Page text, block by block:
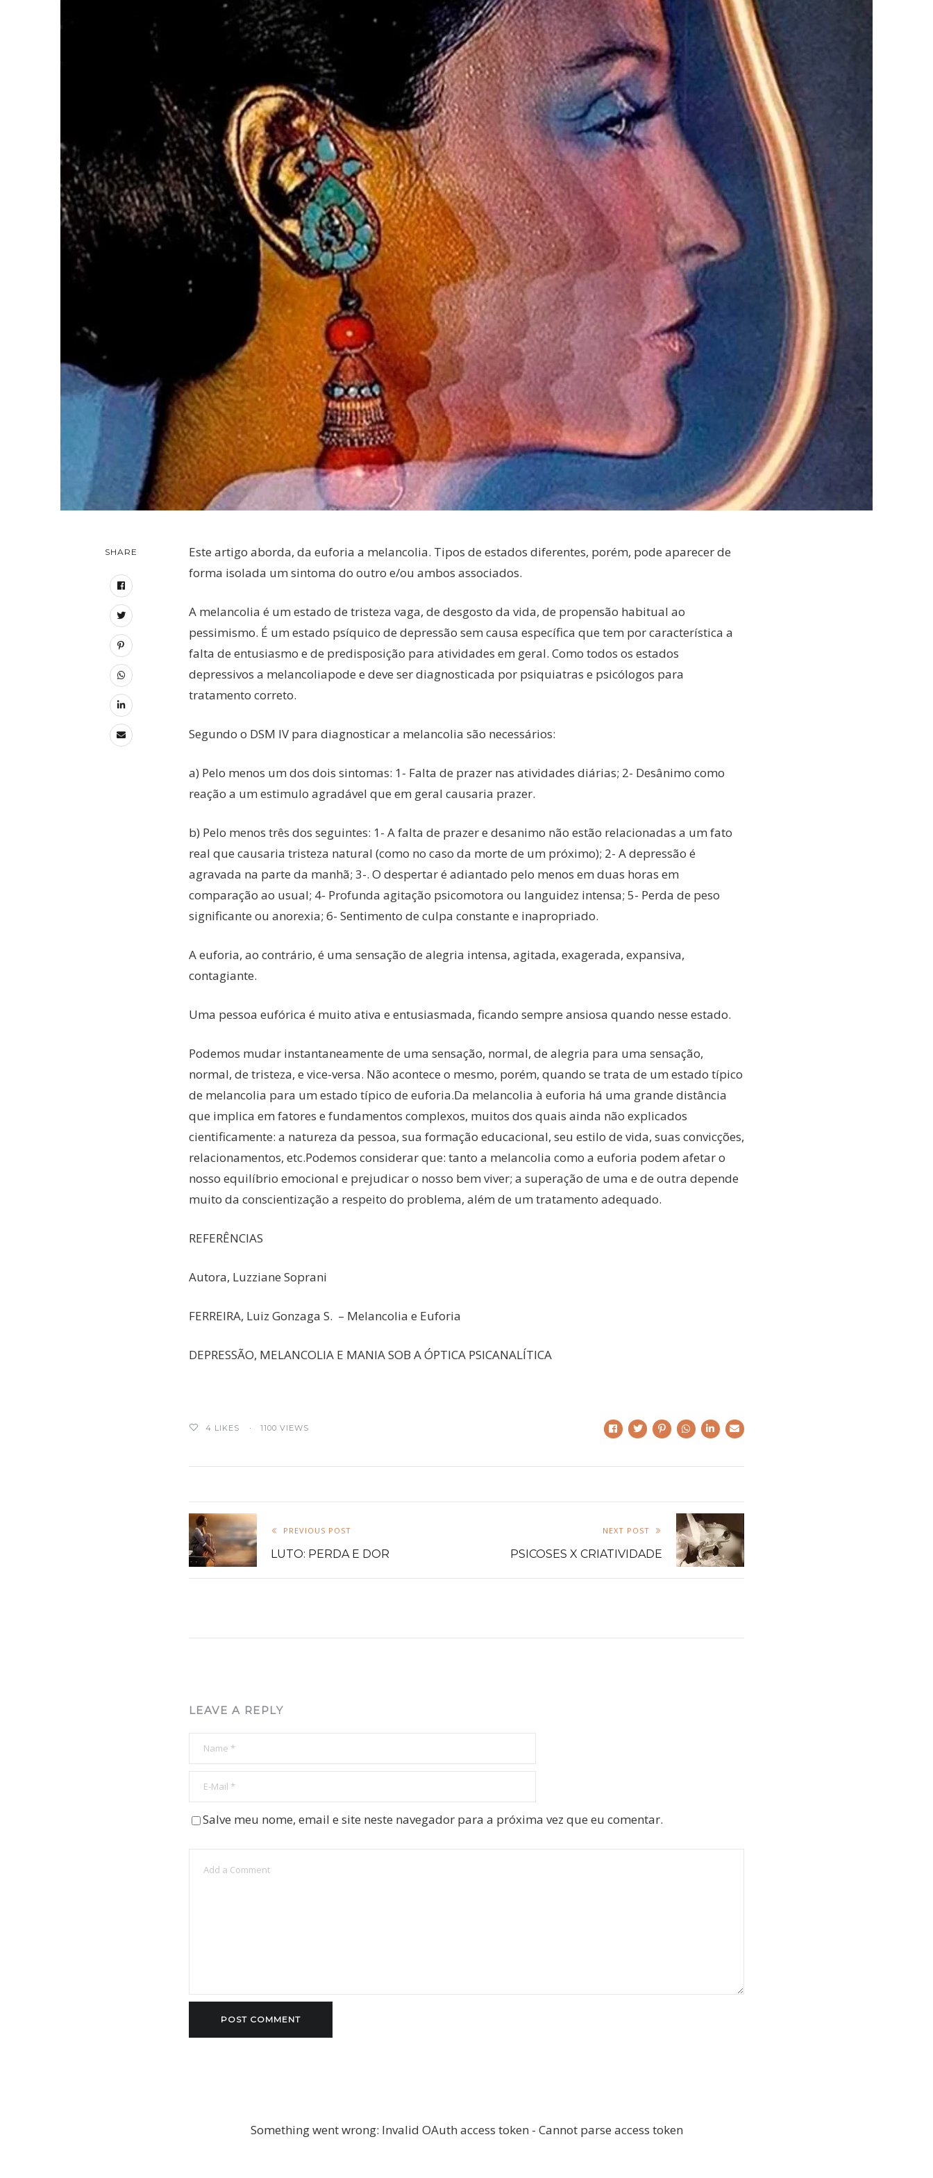
Este artigo aborda, da euforia a melancolia. Tipos de estados diferentes, porém, pode aparecer de
forma isolada um sintoma do outro e/ou ambos associados.
A melancolia é um estado de tristeza vaga, de desgosto da vida, de propensão habitual ao
pessimismo. É um estado psíquico de depressão sem causa específica que tem por característica a
falta de entusiasmo e de predisposição para atividades em geral. Como todos os estados
depressivos a melancoliapode e deve ser diagnosticada por psiquiatras e psicólogos para
tratamento correto.
Segundo o DSM IV para diagnosticar a melancolia são necessários:
a) Pelo menos um dos dois sintomas: 1- Falta de prazer nas atividades diárias; 2- Desânimo como
reação a um estimulo agradável que em geral causaria prazer.
b) Pelo menos três dos seguintes: 1- A falta de prazer e desanimo não estão relacionadas a um fato
real que causaria tristeza natural (como no caso da morte de um próximo); 2- A depressão é
agravada na parte da manhã; 3-. O despertar é adiantado pelo menos em duas horas em
comparação ao usual; 4- Profunda agitação psicomotora ou languidez intensa; 5- Perda de peso
significante ou anorexia; 6- Sentimento de culpa constante e inapropriado.
A euforia, ao contrário, é uma sensação de alegria intensa, agitada, exagerada, expansiva,
contagiante.
Uma pessoa eufórica é muito ativa e entusiasmada, ficando sempre ansiosa quando nesse estado.
Podemos mudar instantaneamente de uma sensação, normal, de alegria para uma sensação,
normal, de tristeza, e vice-versa. Não acontece o mesmo, porém, quando se trata de um estado típico
de melancolia para um estado típico de euforia.Da melancolia à euforia há uma grande distância
que implica em fatores e fundamentos complexos, muitos dos quais ainda não explicados
cientificamente: a natureza da pessoa, sua formação educacional, seu estilo de vida, suas convicções,
relacionamentos, etc.Podemos considerar que: tanto a melancolia como a euforia podem afetar o
nosso equilíbrio emocional e prejudicar o nosso bem viver; a superação de uma e de outra depende
muito da conscientização a respeito do problema, além de um tratamento adequado.
REFERÊNCIAS
Autora, Luzziane Soprani
FERREIRA, Luiz Gonzaga S. – Melancolia e Euforia
DEPRESSÃO, MELANCOLIA E MANIA SOB A ÓPTICA PSICANALÍTICA
4 LIKES 1100 VIEWS
PREVIOUS POST
LUTO: PERDA E DOR
NEXT POST
PSICOSES X CRIATIVIDADE
LEAVE A REPLY
Salve meu nome, email e site neste navegador para a próxima vez que eu comentar.
SHARE
Something went wrong: Invalid OAuth access token - Cannot parse access token